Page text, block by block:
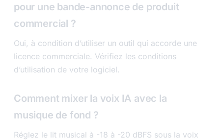
pour une bande-annonce de produit
commercial ?
Oui, à condition d’utiliser un outil qui accorde une
licence commerciale. Vérifiez les conditions
d’utilisation de votre logiciel.
Comment mixer la voix IA avec la
musique de fond ?
Réglez le lit musical à -18 à -20 dBFS sous la voix